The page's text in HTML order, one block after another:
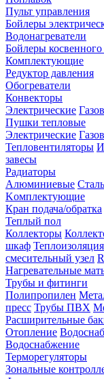
Пульт управления
Бойлеры
Водонагреватели
Бойлеры косвенного
Комплектующие
Редуктор давления
Обогреватели
Конвекторы
Электрические
Пушки тепловые
Электрические
Тепловентиляторы
завесы
Радиаторы
Алюминиевые
Kомплектующие
Кран подача/обратка
Теплый пол
Коллекторы
шкаф Теплоизоляция
смесительный узел
Нагревательные
Трубы и фитинги
Полипропилен
пресс Трубы ПВХ
Расширительные
Отопление
Водоснабжение
Терморегуляторы
Зональные